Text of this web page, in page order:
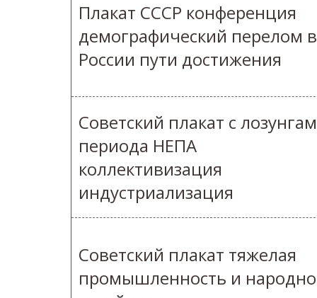
Плакат СССР конференция
демографический перелом в
России пути достижения
Советский плакат с
периода НЕПА
коллективизация
индустриализация
Советский плакат тяжелая
промышленность и